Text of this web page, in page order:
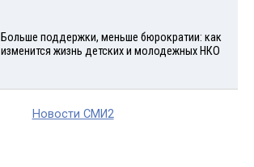
Больше поддержки, меньше бюрократии: как
изменится жизнь детских и молодежных НКО
Новости СМИ2